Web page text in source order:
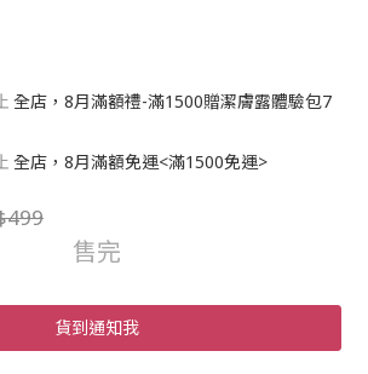
全店，8月滿額禮-滿1500贈潔膚露體驗包7
全店，8月滿額免運<滿1500免運>
售完
貨到通知我